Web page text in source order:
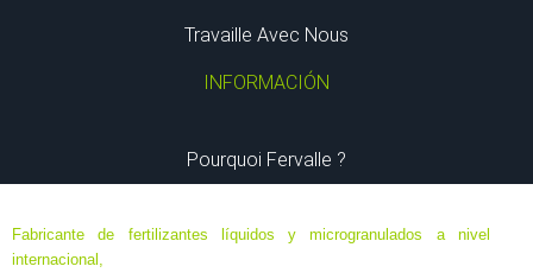
Travaille Avec Nous
INFORMACIÓN
Pourquoi Fervalle ?
Fabricante de fertilizantes líquidos y microgranulados a nivel
internacional,